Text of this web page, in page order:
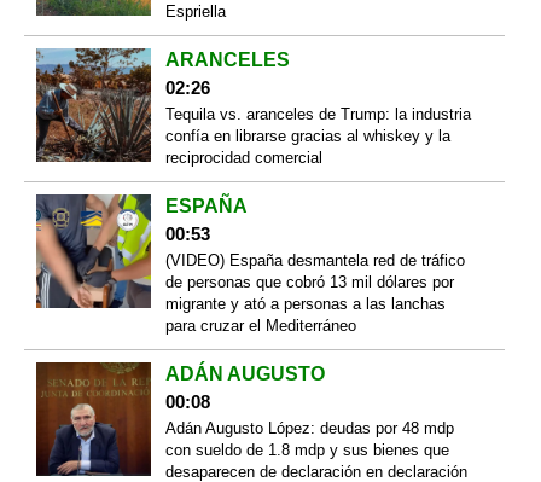
Espriella
ARANCELES
02:26
Tequila vs. aranceles de Trump: la industria
confía en librarse gracias al whiskey y la
reciprocidad comercial
ESPAÑA
00:53
(VIDEO) España desmantela red de tráfico
de personas que cobró 13 mil dólares por
migrante y ató a personas a las lanchas
para cruzar el Mediterráneo
ADÁN AUGUSTO
00:08
Adán Augusto López: deudas por 48 mdp
con sueldo de 1.8 mdp y sus bienes que
desaparecen de declaración en declaración